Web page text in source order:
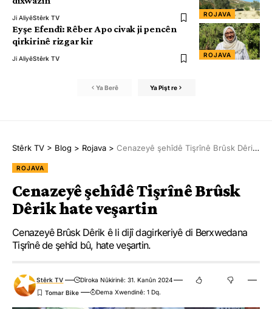
ROJAVA
Ji AliyêStêrk TV
ROJAVA
Eyşe Efendî: Rêber Apo civak ji pencên
qirkirinê rizgar kir
Ji AliyêStêrk TV
Ya Berê Ya Pişt re
Stêrk TV > Blog > Rojava > Cenazeyê şehîdê Tişrînê Brûsk Dêrik hate veşartin
ROJAVA
Cenazeyê şehîdê Tişrînê Brûsk
Dêrik hate veşartin
Cenazeyê Brûsk Dêrik ê li dijî dagirkeriyê di Berxwedana
Tişrînê de şehîd bû, hate veşartin.
Stêrk TV
Dîroka Nûkirinê: 31. Kanûn 2024
Dema Xwendinê: 1 Dq.